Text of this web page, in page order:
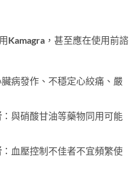
Kamagra，甚至應在使用前諮
病發作、不穩定心絞痛、嚴
：與硝酸甘油等藥物同用可能
：血壓控制不佳者不宜頻繁使